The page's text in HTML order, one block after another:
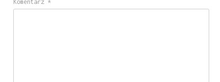
Komentarz *